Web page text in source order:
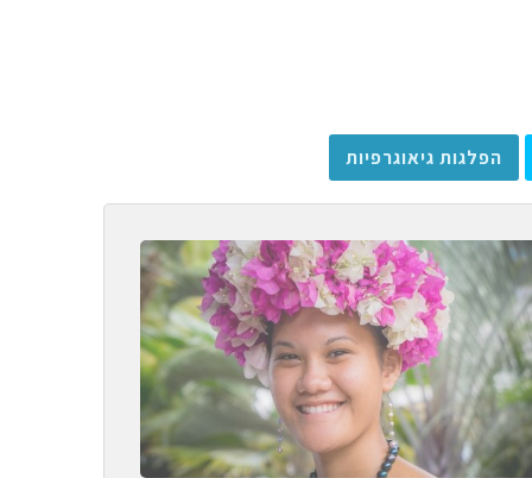
הפלגות גיאוגרפיות